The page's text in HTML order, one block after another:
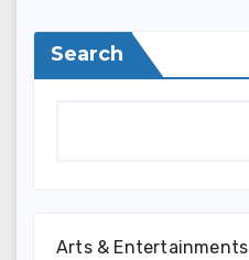
Search
Arts & Entertainments